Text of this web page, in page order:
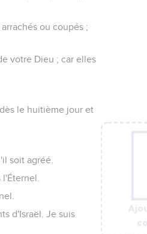
ou coupés ;
votre Dieu ; car elles
le huitième jour et
soit agréé.
d'Israël. Je suis